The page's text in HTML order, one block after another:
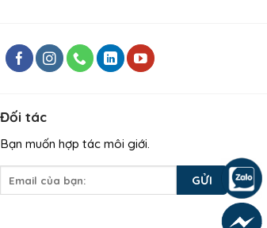
Đối tác
Bạn muốn hợp tác môi giới.